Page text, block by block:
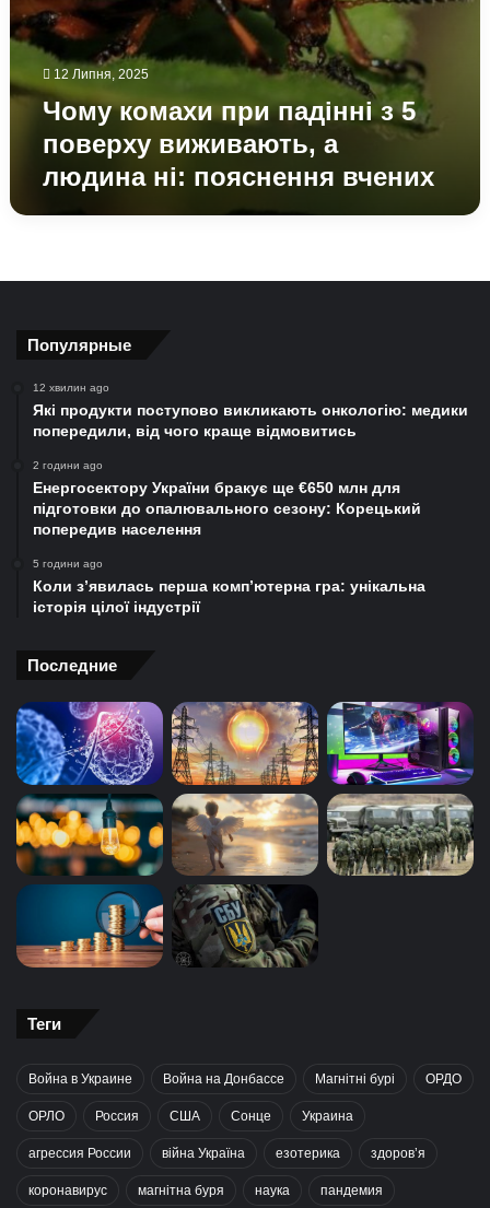
вчених
12 Липня, 2025
Чому комахи при падінні з 5
поверху виживають, а
людина ні: пояснення вчених
Популярные
12 хвилин ago
Які продукти поступово викликають онкологію: медики
попередили, від чого краще відмовитись
2 години ago
Енергосектору України бракує ще €650 млн для
підготовки до опалювального сезону: Корецький
попередив населення
5 години ago
Коли з’явилась перша комп’ютерна гра: унікальна
історія цілої індустрії
Последние
Теги
Война в Украине Война на Донбассе Магнітні бурі ОРДО
ОРЛО Россия США Сонце Украина
агрессия России війна Україна езотерика здоров’я
коронавирус магнітна буря наука пандемия